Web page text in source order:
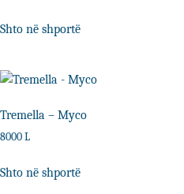
Shto në shportë
Tremella – Myco
8000 L
Shto në shportë